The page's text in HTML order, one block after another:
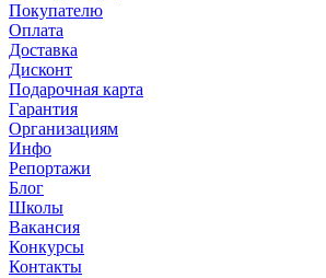
Покупателю
Оплата
Доставка
Дисконт
Подарочная карта
Гарантия
Организациям
Инфо
Репортажи
Блог
Школы
Вакансия
Конкурсы
Контакты